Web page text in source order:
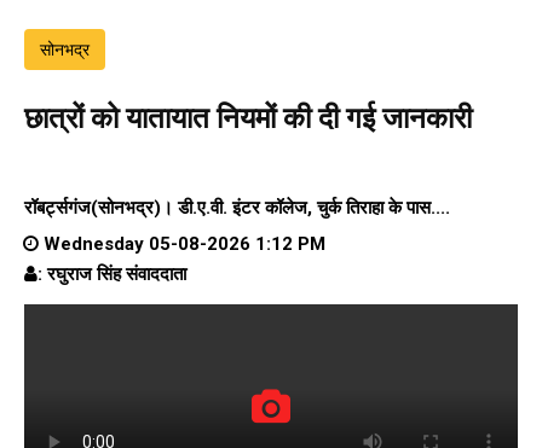
सोनभद्र
छात्रों को यातायात नियमों की दी गई जानकारी
रॉबर्ट्सगंज(सोनभद्र)। डी.ए.वी. इंटर कॉलेज, चुर्क तिराहा के पास....
Wednesday 05-08-2026 1:12 PM
: रघुराज सिंह संवाददाता